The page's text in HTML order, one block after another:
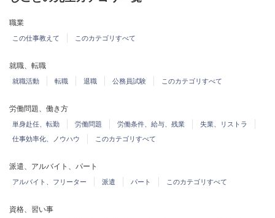
職業
この仕事教えて このカテゴリすべて
就職、転職
就職活動 転職 退職 公務員試験 このカテゴリすべて
労働問題、働き方
単身赴任、転勤 労働問題 労働条件、給与、残業
失業、リストラ
仕事効率化、ノウハウ
このカテゴリすべて
派遣、アルバイト、パート
アルバイト、フリーター 派遣 パート このカテゴリすべて
資格、習い事